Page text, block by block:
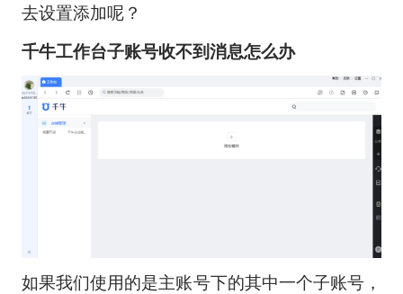
去设置添加呢？
千牛工作台子账号收不到消息怎么办
如果我们使用的是主账号下的其中一个子账号，